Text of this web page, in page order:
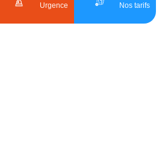
Urgence Nos tarifs